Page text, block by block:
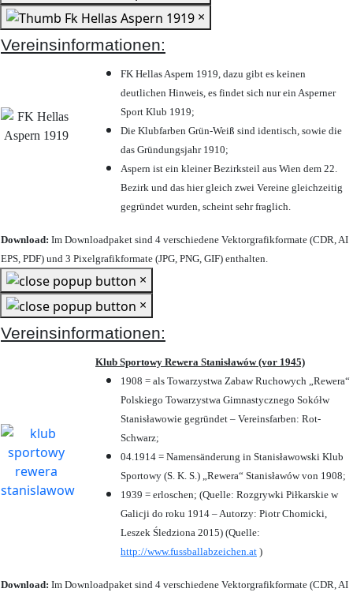
×
Vereinsinformationen:
FK Hellas Aspern 1919, dazu gibt es keinen
deutlichen Hinweis, es findet sich nur ein Asperner
Sport Klub 1919;
Die Klubfarben Grün-Weiß sind identisch, sowie die
das Gründungsjahr 1910;
Aspern ist ein kleiner Bezirksteil aus Wien dem 22.
Bezirk und das hier gleich zwei Vereine gleichzeitig
gegründet wurden, scheint sehr fraglich.
Download: Im Downloadpaket sind 4 verschiedene Vektorgrafikformate (CDR, AI
EPS, PDF) und 3 Pixelgrafikformate (JPG, PNG, GIF) enthalten.
×
×
Vereinsinformationen:
Klub Sportowy Rewera Stanisławów (vor 1945)
1908 = als Towarzystwa Zabaw Ruchowych „Rewera“
Polskiego Towarzystwa Gimnastycznego Sokółw
Stanisławowie gegründet – Vereinsfarben: Rot-
Schwarz;
04.1914 = Namensänderung in Stanisławowski Klub
Sportowy (S. K. S.) „Rewera“ Stanisławów von 1908;
1939 = erloschen; (Quelle: Rozgrywki Piłkarskie w
Galicji do roku 1914 – Autorzy: Piotr Chomicki,
Leszek Śledziona 2015) (Quelle:
http://www.fussballabzeichen.at )
Download: Im Downloadpaket sind 4 verschiedene Vektorgrafikformate (CDR, AI